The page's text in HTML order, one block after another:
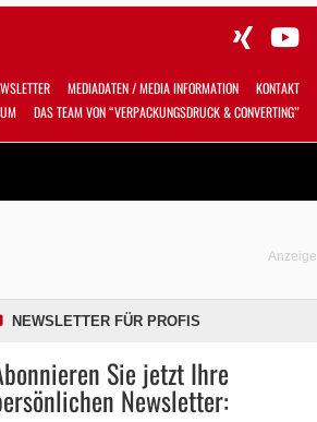
MEDIADATEN / MEDIA INFORMATION
KONTAKT
DAS TEAM VON “VERPACKUNGSDRUCK & CONVERTING”
Anzeige
NEWSLETTER FÜR PROFIS
Sie jetzt Ihre
Newsletter: